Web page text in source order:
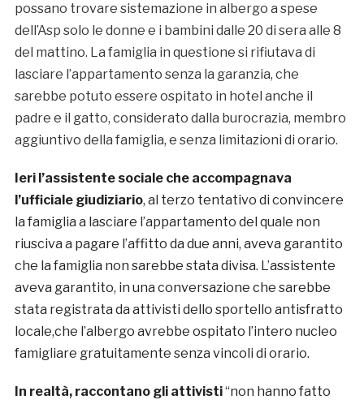
possano trovare sistemazione in albergo a spese
dell’Asp solo le donne e i bambini dalle 20 di sera alle 8
del mattino. La famiglia in questione si rifiutava di
lasciare l’appartamento senza la garanzia, che
sarebbe potuto essere ospitato in hotel anche il
padre e il gatto, considerato dalla burocrazia, membro
aggiuntivo della famiglia, e senza limitazioni di orario.
Ieri l’assistente sociale che accompagnava
l’ufficiale giudiziario, al terzo tentativo di convincere
la famiglia a lasciare l’appartamento del quale non
riusciva a pagare l’affitto da due anni, aveva garantito
che la famiglia non sarebbe stata divisa. L’assistente
aveva garantito, in una conversazione che sarebbe
stata registrata da attivisti dello sportello antisfratto
locale,che l’albergo avrebbe ospitato l’intero nucleo
famigliare gratuitamente senza vincoli di orario.
In realtà, raccontano gli attivisti“non hanno fatto